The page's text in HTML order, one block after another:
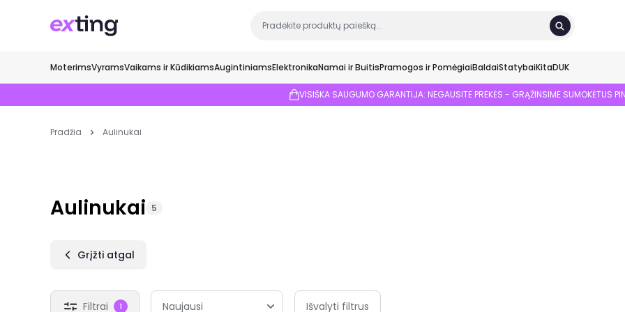
MoterimsVyramsVaikams ir KūdikiamsAugintiniamsElektronikaNamai ir BuitisPramogos ir PomėgiaiBaldaiStatybaiKitaDUK
VISIŠKA SAUGUMO GARANTIJA: NEGAUSITE PREKĖS - GRĄŽINSIME SUMOKĖTUS
Pradžia Aulinukai
Aulinukai 5
Grįžti atgal
Filtrai 1 Išvalyti filtrus